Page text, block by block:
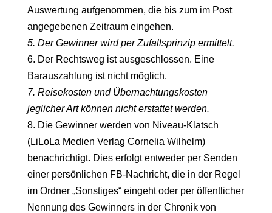
Auswertung aufgenommen, die bis zum im Post
angegebenen Zeitraum eingehen.
5. Der Gewinner wird per Zufallsprinzip ermittelt.
6. Der Rechtsweg ist ausgeschlossen. Eine
Barauszahlung ist nicht möglich.
7. Reisekosten und Übernachtungskosten
jeglicher Art können nicht erstattet werden.
8. Die Gewinner werden von Niveau-Klatsch
(LiLoLa Medien Verlag Cornelia Wilhelm)
benachrichtigt. Dies erfolgt entweder per Senden
einer persönlichen FB-Nachricht, die in der Regel
im Ordner „Sonstiges“ eingeht oder per öffentlicher
Nennung des Gewinners in der Chronik von